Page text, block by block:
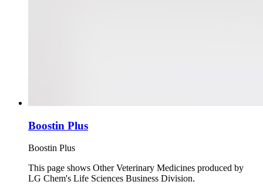
Boostin Plus
Boostin Plus
This page shows Other Veterinary Medicines produced by
LG Chem's Life Sciences Business Division.